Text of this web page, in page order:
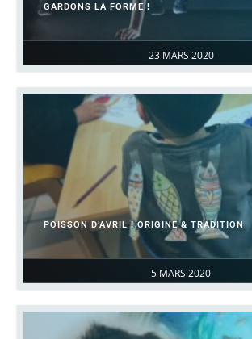
23 MARS 2020
GARDONS LA FORME !
5 MARS 2020
POISSON D’AVRIL ! ORIGINE & TRADITION